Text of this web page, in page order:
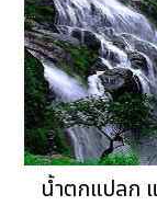
น้ำตกแปลก